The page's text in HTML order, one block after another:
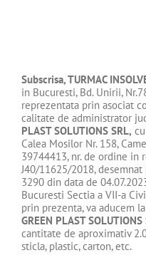
CERERE
Subscrisa,TURMAC
in Bucuresti, Bd. Unirii,
reprezentata prin asociat
calitate de administrator
PLAST SOLUTIONS SRL,
Calea Mosilor Nr. 158,
39744413, nr. de ordine in
J40/11625/2018,
3290 din data de
Bucuresti Sectia a VII-a
prin prezenta, va aducem
GREEN PLAST SOLUTIONS
cantitate de aproximativ
sticla, plastic, carton, etc.